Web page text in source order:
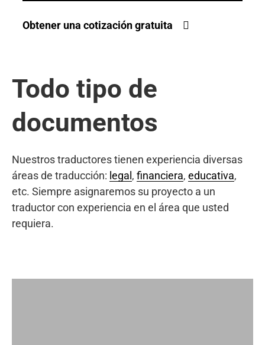
Obtener una cotización gratuita
Todo tipo de
documentos
Nuestros traductores tienen experiencia diversas
áreas de traducción: legal , financiera, educativa,
etc. Siempre asignaremos su proyecto a un
traductor con experiencia en el área que usted
requiera.